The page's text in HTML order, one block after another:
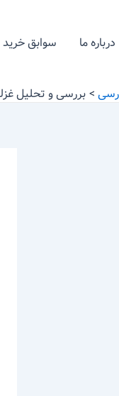
درباره ما سوابق خرید
بررسی و تحلیل